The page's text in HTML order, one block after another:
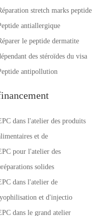
stretch marks peptide
antiallergique
le peptide dermatite
des stéroïdes du visa
antipollution
dans l'atelier des produits
et de
pour l'atelier des
solides
dans l'atelier de
et d'injectio
dans le grand atelier